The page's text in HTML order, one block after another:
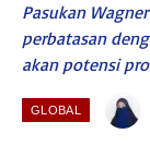
Pasukan
perbatasan
akan potensi
GLOBAL